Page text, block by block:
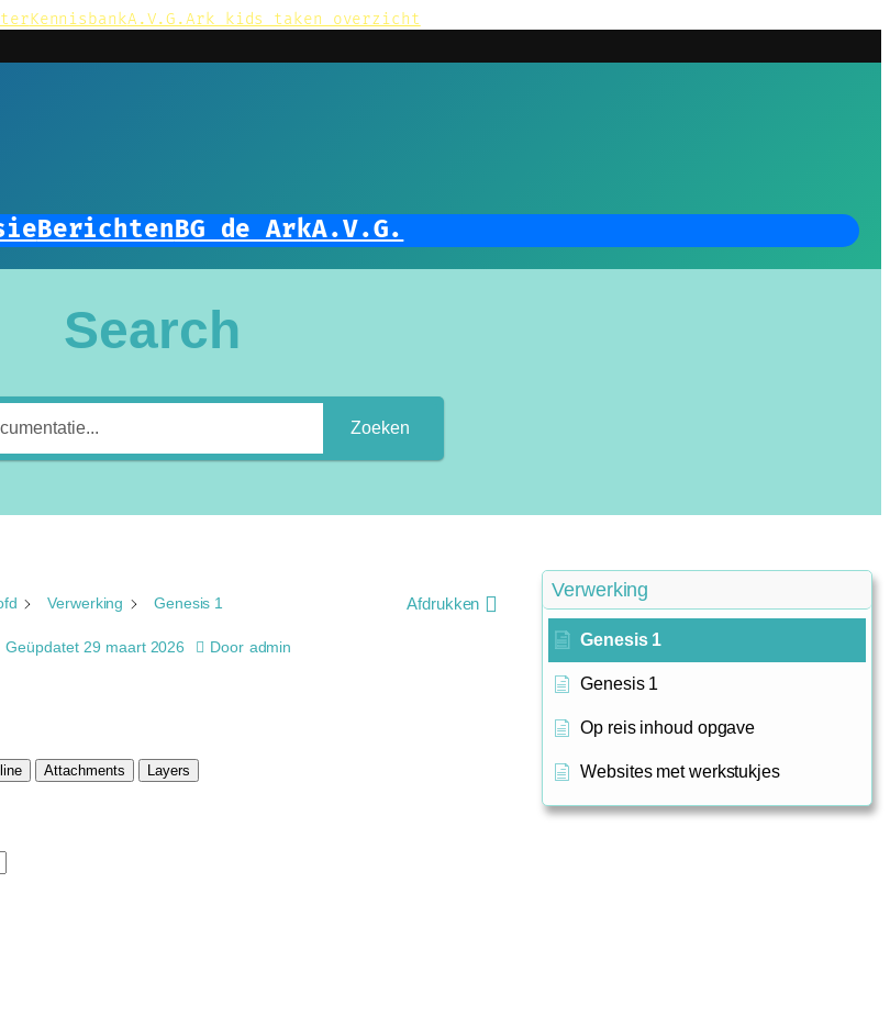
KennisbankA.V.G.Ark kids taken overzicht
BerichtenBG de ArkA.V.G.
Search
Zoeken
Verwerking Genesis 1 Afdrukken
Geüpdatet 29 maart 2026 Door admin
Verwerking
Genesis 1
Genesis 1
Op reis inhoud opgave
Websites met werkstukjes